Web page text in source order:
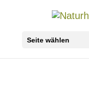
Seite wählen